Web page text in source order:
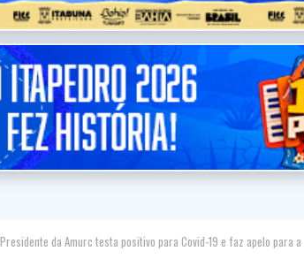
Presidente da Amurc testa positivo para Covid-19 e faz apelo para